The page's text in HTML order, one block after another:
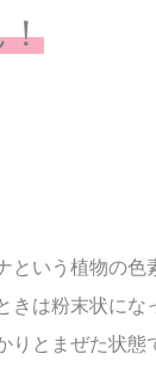
という植物の色
きは粉末状にな
りとまぜた状態